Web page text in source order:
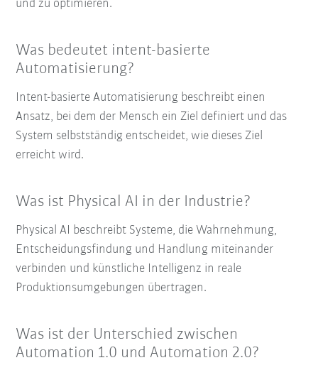
und zu optimieren.
Was bedeutet intent-basierte
Automatisierung?
Intent-basierte Automatisierung beschreibt einen
Ansatz, bei dem der Mensch ein Ziel definiert und das
System selbstständig entscheidet, wie dieses Ziel
erreicht wird.
Was ist Physical AI in der Industrie?
Physical AI beschreibt Systeme, die Wahrnehmung,
Entscheidungsfindung und Handlung miteinander
verbinden und künstliche Intelligenz in reale
Produktionsumgebungen übertragen.
Was ist der Unterschied zwischen
Automation 1.0 und Automation 2.0?